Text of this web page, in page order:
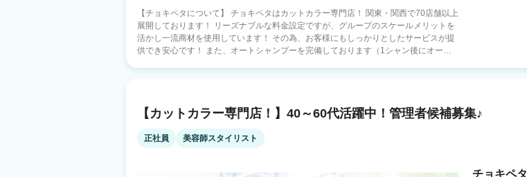
【チョキペタについて】 チョキペタはカットカラー専門店！ 関東・関西で70店舗以上
展開しております！ リーズナブルな料金設定ですが、グループのスケールメリットを
活かし一流商材を使用しています！ その為、お客様にもしっかりとしたサービスが提
供でき安心です！ また、オートシャンプーを完備しております（1シャン後にオート
予約なし ・理容系技術制限有 角刈りや3ｍｍ未満の繋げる刈り上げなどは行いません
ラブル対応などを確認でき安心 【永く働ける環境です！】 ・スタッフ平均年齢50歳！
・1人営業なし 営業だけでなく締め業務においても1人営業はありません ・無理な連勤
【カットカラー専門店！】40～60代活躍中！管理者候補募集♪
正社員 美容師スタイリスト
チョキペ